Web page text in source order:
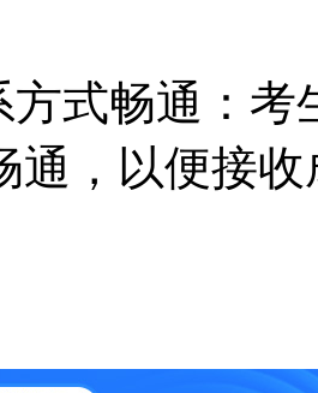
方式畅通：考
通，以便接